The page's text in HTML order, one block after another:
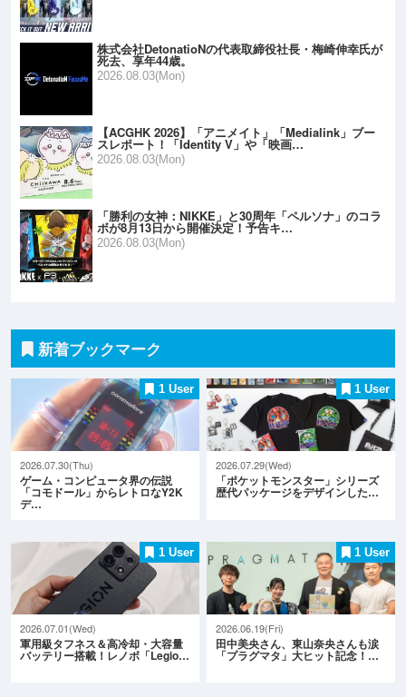
株式会社DetonatioNの代表取締役社長・梅崎伸幸氏が
死去、享年44歳。
2026.08.03(Mon)
【ACGHK 2026】「アニメイト」「Medialink」ブー
スレポート！「Identity V」や「映画…
2026.08.03(Mon)
「勝利の女神：NIKKE」と30周年「ペルソナ」のコラ
ボが8月13日から開催決定！予告キ…
2026.08.03(Mon)
新着ブックマーク
1 User
2026.07.30(Thu)
ゲーム・コンピュータ界の伝説
「コモドール」からレトロなY2K
デ…
1 User
2026.07.29(Wed)
「ポケットモンスター」シリーズ
歴代パッケージをデザインした…
1 User
2026.07.01(Wed)
軍用級タフネス＆高冷却・大容量
バッテリー搭載！レノボ「Legio…
1 User
2026.06.19(Fri)
田中美央さん、東山奈央さんも涙
「プラグマタ」大ヒット記念！…